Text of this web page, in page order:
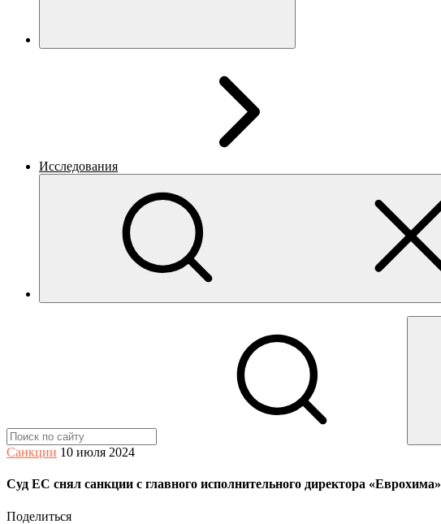
Исследования
Санкции 10 июля 2024
Суд ЕС снял санкции с главного исполнительного директора «Еврохима»
Поделиться